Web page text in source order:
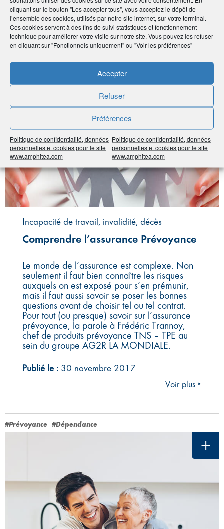
cliquant sur le bouton "Les accepter tous", vous acceptez le dépôt de
l’ensemble des cookies, utilisés par notre site internet, sur votre terminal.
Ces cookies servent à des fins de suivi statistiques et fonctionnement
technique pour améliorer votre visite sur notre site. Vous pouvez les refuser
en cliquant sur "Fonctionnels uniquement" ou "Voir les préférences"
Accepter
Refuser
Préférences
Politique de confidentialité, données
personnelles et cookies pour le site
www.amphitea.com
Politique de confidentialité, données
personnelles et cookies pour le site
www.amphitea.com
Publié le :6 mai 2019
Voir plus ‣
Incapacité de travail, invalidité, décès
Comprendre l’assurance Prévoyance
Le monde de l’assurance est complexe. Non
seulement il faut bien connaître les risques
auxquels on est exposé pour s’en prémunir,
mais il faut aussi savoir se poser les bonnes
questions avant de choisir tel ou tel contrat.
Pour tout (ou presque) savoir sur l’assurance
prévoyance, la parole à Frédéric Trannoy,
chef de produits prévoyance TNS – TPE au
sein du groupe AG2R LA MONDIALE.
Publié le : 30 novembre 2017
Voir plus ‣
#Prévoyance #Dépendance